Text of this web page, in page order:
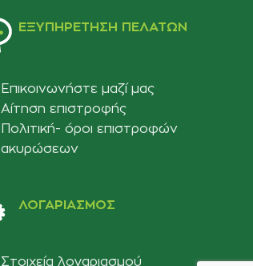
ΕΞΥΠΗΡΈΤΗΣΗ ΠΕΛΑΤΏΝ
Επικοινωνήστε μαζί μας
Αίτηση επιστροφής
Πολιτική- όροι επιστροφών
ακυρώσεων
ΛΟΓΑΡΙΑΣΜΟΣ
Στοιχεία λογαριασμού